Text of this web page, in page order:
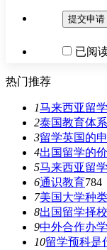
提交申请
已阅
热门推荐
1马来西亚留
2泰国教育体
3留学英国的
4出国留学的
5马来西亚留
6通识教育784
7美国大学种类
8出国留学择
9中外合作办
10留学预科是